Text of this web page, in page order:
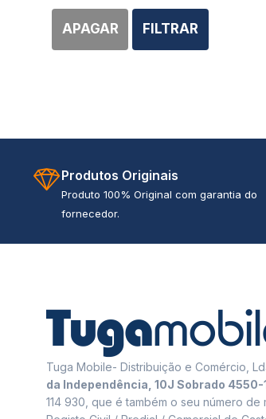
FILTRAR
APAGAR
Produtos Originais
Produto 100% Original com garantia do
fornecedor.
Tuga Mobile- Distribuição e Comércio,
da Independência, 10J Sobrado 4550-
114 930, que é também o seu número